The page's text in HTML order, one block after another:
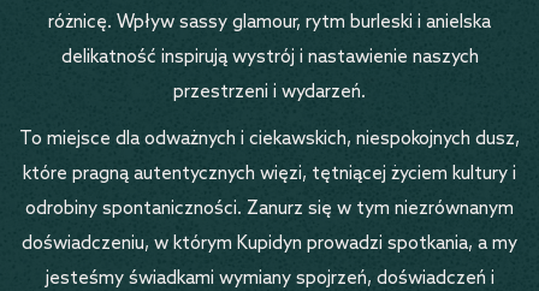
różnicę. Wpływ sassy glamour, rytm burleski i anielska
delikatność inspirują wystrój i nastawienie naszych
przestrzeni i wydarzeń.
To miejsce dla odważnych i ciekawskich, niespokojnych dusz,
które pragną autentycznych więzi, tętniącej życiem kultury i
odrobiny spontaniczności. Zanurz się w tym niezrównanym
doświadczeniu, w którym Kupidyn prowadzi spotkania, a my
jesteśmy świadkami wymiany spojrzeń, doświadczeń i